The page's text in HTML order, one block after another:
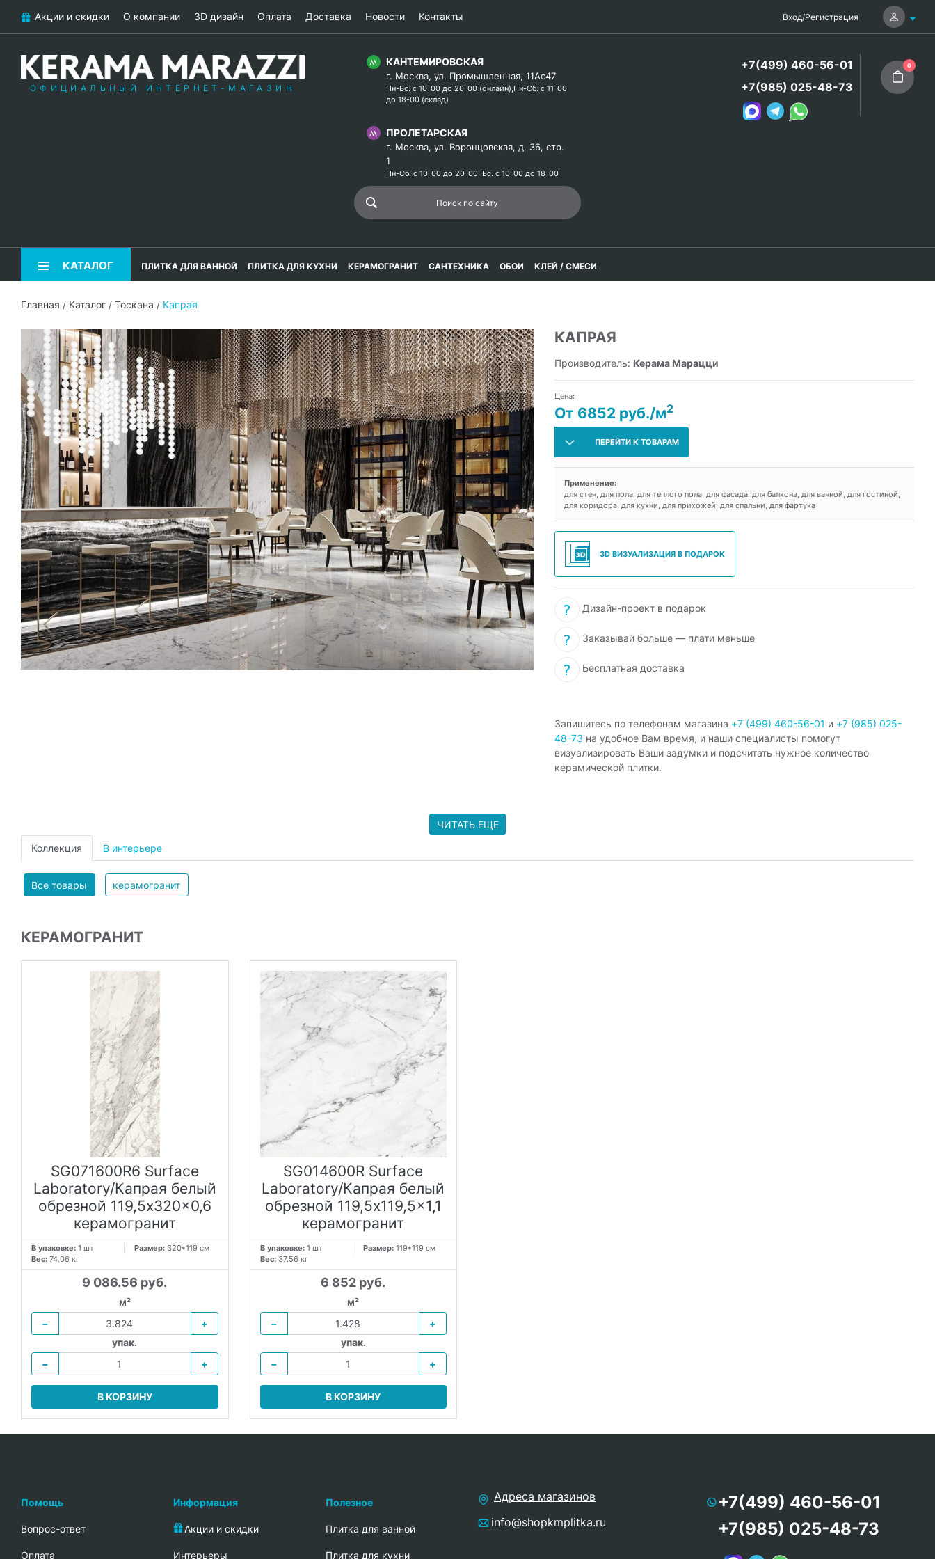
Акции и скидки О компании 3D дизайн Оплата Доставка Новости Контакты Вход/Регистрация
ОФИЦИАЛЬНЫЙ ИНТЕРНЕТ-МАГАЗИН
КАНТЕМИРОВСКАЯ
г. Москва, ул. Промышленная, 11Ас47
Пн-Вс: с 10-00 до 20-00 (онлайн),Пн-Сб: с 11-00
до 18-00 (склад)
ПРОЛЕТАРСКАЯ
г. Москва, ул. Воронцовская, д. 36, стр.
1
Пн-Сб: с 10-00 до 20-00, Вс: с 10-00 до 18-00
+7(499) 460-56-01
+7(985) 025-48-73
0
КАТАЛОГ ПЛИТКА ДЛЯ ВАННОЙ ПЛИТКА ДЛЯ КУХНИ КЕРАМОГРАНИТ САНТЕХНИКА ОБОИ КЛЕЙ / СМЕСИ
Главная / Каталог / Тоскана / Капрая
КАПРАЯ
Производитель: Керама Марацци
Цена:
От 6852 руб./м2
ПЕРЕЙТИ К ТОВАРАМ
Применение:
для стен, для пола, для теплого пола, для фасада, для балкона, для ванной, для гостиной,
для коридора, для кухни, для прихожей, для спальни, для фартука
3D ВИЗУАЛИЗАЦИЯ В ПОДАРОК
Дизайн-проект в подарок
Заказывай больше — плати меньше
Бесплатная доставка
Запишитесь по телефонам магазина +7 (499) 460-56-01 и +7 (985) 025-
48-73 на удобное Вам время, и наши специалисты помогут
визуализировать Ваши задумки и подсчитать нужное количество
керамической плитки.
ЧИТАТЬ ЕЩЕ
Коллекция В интерьере
Все товары керамогранит
КЕРАМОГРАНИТ
SG071600R6 Surface
Laboratory/Капрая белый
обрезной 119,5x320x0,6
керамогранит
В упаковке: 1 шт Размер: 320*119 см
Вес: 74.06 кг
9 086.56 руб.
м²
−
+
упак.
−
+
В КОРЗИНУ
SG014600R Surface
Laboratory/Капрая белый
обрезной 119,5x119,5x1,1
керамогранит
В упаковке:1 шт Размер: 119*119 см
Вес: 37.56 кг
6 852 руб.
м²
−
+
упак.
−
+
В КОРЗИНУ
Помощь
Вопрос-ответ
Oплата
Информация
Акции и скидки
Интерьеры
Полезное
Плитка для ванной
Плитка для кухни
Адреса магазинов
info@shopkmplitka.ru
+7(499) 460-56-01
+7(985) 025-48-73